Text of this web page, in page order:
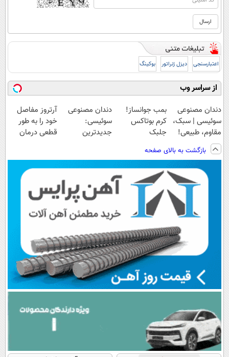
اعتبارسنجی دیزل ژنراتور بوکینگ
از سراسر وب
دندان مصنوعی
سوئیسی | سبک،
مقاوم، طبیعی!
ویزیت
رایگان+پرداخت
اقساطی😍
بمب جوانساز!
کرم بوتاکس
جلبک
دندان مصنوعی
سوئیسی:
جدیدترین
پرداخت قسطی
آرتروز مفاصل
خود را به طور
قطعی درمان
بازگشت به بالای صفحه